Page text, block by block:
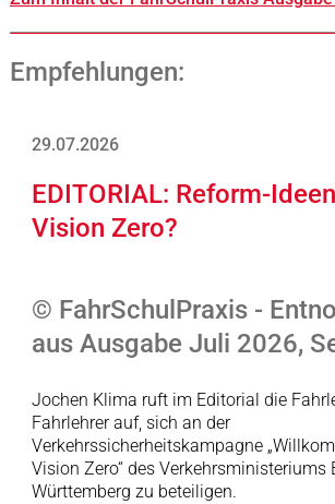
Empfehlungen:
29.07.2026
EDITORIAL: Reform-
Vision Zero?
© FahrSchulPraxis -
aus Ausgabe Juli 2026,
Jochen Klima ruft im Editorial die
Fahrlehrer auf, sich an der
Verkehrssicherheitskampagne
Vision Zero“ des Verkehrsministeriums
Württemberg zu beteiligen.